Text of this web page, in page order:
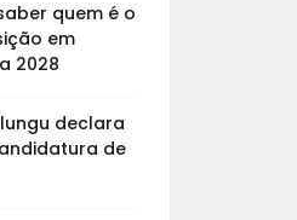
quem é o
em
2028
declara
de